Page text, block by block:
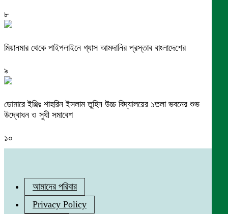
৮
মিয়ানমার থেকে পাইপলাইনে গ্যাস আমদানির প্রস্তাব বাংলাদেশের
৯
ডোমারে ইঞ্জিঃ শাহরিন ইসলাম তুহিন উচ্চ বিদ্যালয়ের ১তলা ভবনের শুভ
উদ্বোধন ও সুধী সমাবেশ
১০
আমাদের পরিবার
Privacy Policy